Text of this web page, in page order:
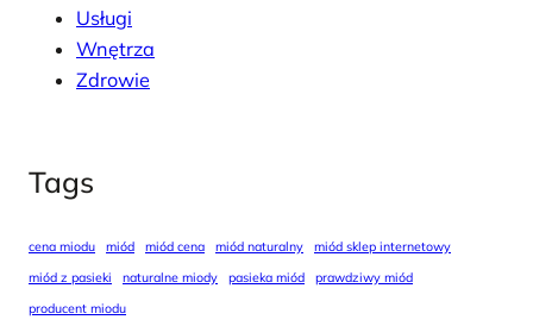
Usługi
Wnętrza
Zdrowie
Tags
cena miodu miód miód cena miód naturalny
miód sklep internetowy
miód z pasieki
naturalne miody pasieka miód
prawdziwy miód
producent miodu